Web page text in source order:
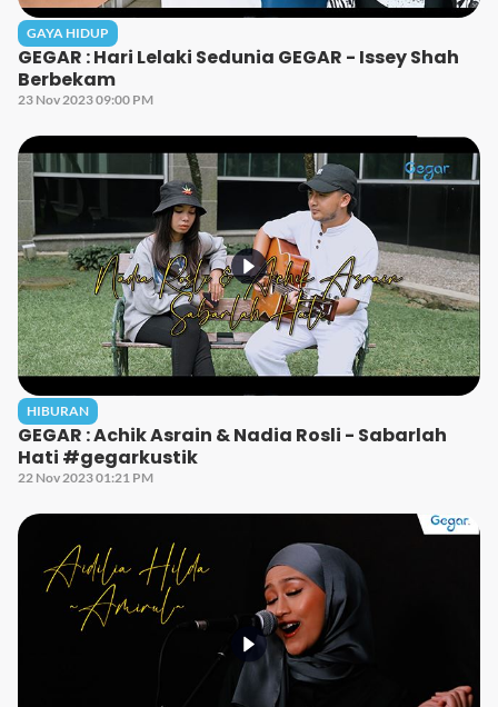
GAYA HIDUP
GEGAR : Hari Lelaki Sedunia GEGAR - Issey Shah
Berbekam
23 Nov 2023 09:00 PM
HIBURAN
GEGAR : Achik Asrain & Nadia Rosli - Sabarlah
Hati #gegarkustik
22 Nov 2023 01:21 PM